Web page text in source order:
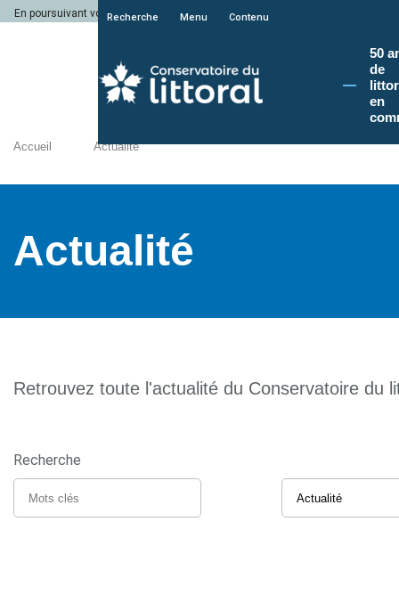
En poursuivant votre navigation sur le site du Conservatoire du littoral, vous
Recherche Menu Contenu
50
de
en
Accueil Actualité
Actualité
Retrouvez toute l'actualité du Conservatoire du
Recherche